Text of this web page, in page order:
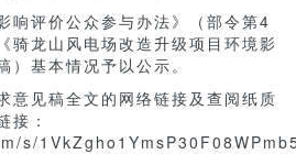
响评价公众参与办法》（部令第4
骑龙山风电场改造升级项目环境影
基本情况予以公示。
意见稿全文的网络链接及查阅纸质
接：
s/